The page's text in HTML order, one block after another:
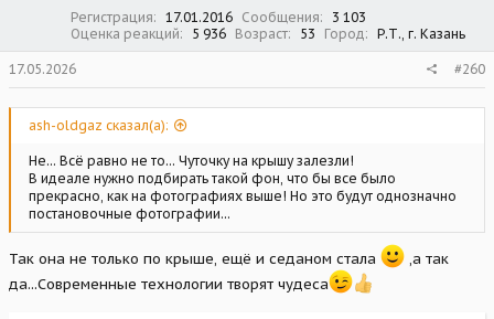
Регистрация 17.01.2016 Сообщения
3 103
Оценка реакций
5 936 Возраст 53 Город Р.Т., г. Казань
17.05.2026 #260
ash-oldgaz сказал(а):
Не... Всё равно не то... Чуточку на крышу залезли!
В идеале нужно подбирать такой фон, что бы все было
прекрасно, как на фотографиях выше! Но это будут однозначно
постановочные фотографии...
Так она не только по крыше, ещё и седаном стала
,а так
да...Современные технологии творят чудеса